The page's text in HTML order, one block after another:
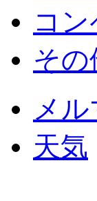
コ
そ
メ
天気